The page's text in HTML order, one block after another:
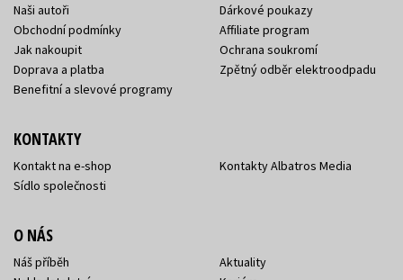
Naši autoři
Obchodní podmínky
Jak nakoupit
Doprava a platba
Benefitní a slevové programy
Dárkové poukazy
Affiliate program
Ochrana soukromí
Zpětný odběr elektroodpadu
KONTAKTY
Kontakt na e-shop
Sídlo společnosti
Kontakty Albatros Media
O NÁS
Náš příběh
Aktuality